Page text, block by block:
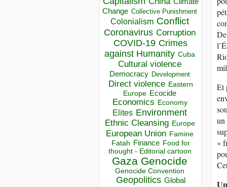
Change Collective Punishment
Colonialism Conflict
Coronavirus Corruption
COVID-19 Crimes
against Humanity Cuba
Cultural violence
Democracy Development
Direct violence Eastern
Europe Ecocide
Economics Economy
Elites Environment
Ethnic Cleansing Europe
European Union Famine
Fatah Finance Food for
thought - Editorial cartoon
Gaza Genocide
Genocide Convention
Geopolitics Global
Et
un
«